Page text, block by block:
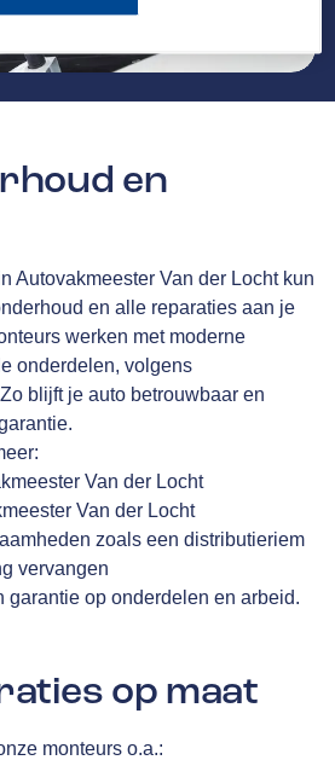
en
Autovakmeester Van der Locht kun
en alle reparaties aan je
werken met moderne
onderdelen, volgens
blijft je auto betrouwbaar en
Van der Locht
Van der Locht
zoals een distributieriem
vervangen
garantie op onderdelen en arbeid.
op maat
monteurs o.a.: